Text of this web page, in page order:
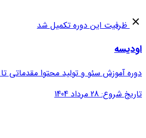
ظرفیت این دوره تکمیل شد
اودیسه
دوره آموزش سئو و تولید محتوا مقدماتی
تاریخ شروع: 28 مرداد 1404